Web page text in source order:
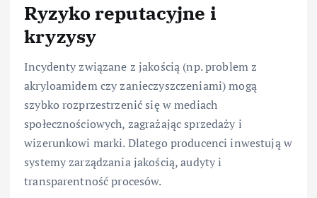
Ryzyko reputacyjne i
kryzysy
Incydenty związane z jakością (np. problem z
akryloamidem czy zanieczyszczeniami) mogą
szybko rozprzestrzenić się w mediach
społecznościowych, zagrażając sprzedaży i
wizerunkowi marki. Dlatego producenci inwestują w
systemy zarządzania jakością, audyty i
transparentność procesów.